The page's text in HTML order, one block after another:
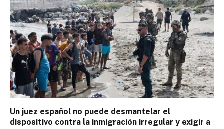
Un juez español no puede desmantelar el
dispositivo contra la inmigración irregular y exigir a